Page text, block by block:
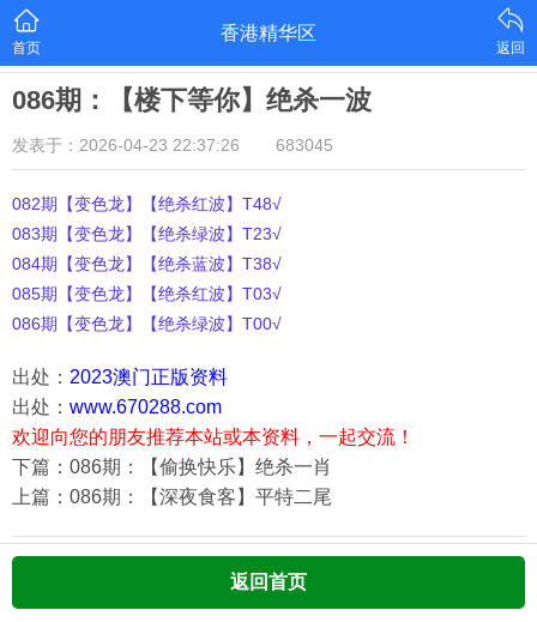
首页
香港精华区
返回
086期：【楼下等你】绝杀一波
发表于：2026-04-23 22:37:26 683045
082期【变色龙】【绝杀红波】T48√
083期【变色龙】【绝杀绿波】T23√
084期【变色龙】【绝杀蓝波】T38√
085期【变色龙】【绝杀红波】T03√
086期【变色龙】【绝杀绿波】T00√
出处： 2023澳门正版资料
出处： www.670288.com
欢迎向您的朋友推荐本站或本资料，一起交流！
下篇：086期：【偷换快乐】绝杀一肖
上篇：086期：【深夜食客】平特二尾
返回首页